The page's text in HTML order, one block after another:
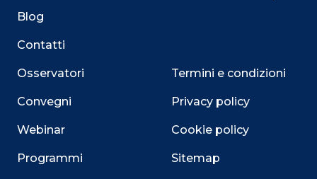
Blog
Contatti
Osservatori
Convegni
Webinar
Programmi
Termini e condizioni
Privacy policy
Cookie policy
Sitemap